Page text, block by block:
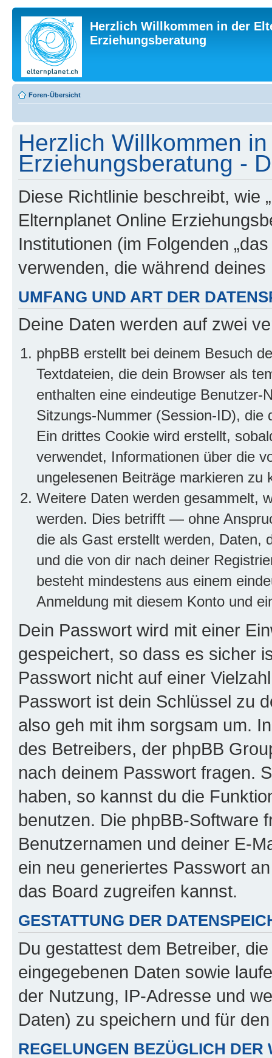
Herzlich Willkommen in der
Erziehungsberatung
Foren-Übersicht
Herzlich Willkommen
Erziehungsberatung -
Diese Richtlinie beschreibt, wie
Elternplanet Online
Institutionen (im Folgenden
verwenden, die während
UMFANG UND ART DER
Deine Daten werden auf zwei
phpBB erstellt bei deinem Besuch
Textdateien, die dein Browser als
enthalten eine eindeutige
Sitzungs-Nummer (Session-ID), die
Ein drittes Cookie wird erstellt,
verwendet, Informationen über die
ungelesenen Beiträge markieren zu
Weitere Daten werden gesammelt,
werden. Dies betrifft — ohne
die als Gast erstellt werden, Daten,
und die von dir nach deiner
besteht mindestens aus einem
Anmeldung mit diesem Konto und
Dein Passwort wird mit einer
gespeichert, so dass es sicher
Passwort nicht auf einer
Passwort ist dein Schlüssel zu
also geh mit ihm sorgsam um.
des Betreibers, der phpBB
nach deinem Passwort fragen.
haben, so kannst du die
benutzen. Die phpBB-Software
Benutzernamen und deiner E-
ein neu generiertes Passwort
das Board zugreifen kannst.
GESTATTUNG DER
Du gestattest dem Betreiber,
eingegebenen Daten sowie
der Nutzung, IP-Adresse und
Daten) zu speichern und für
REGELUNGEN BEZÜGLICH DER